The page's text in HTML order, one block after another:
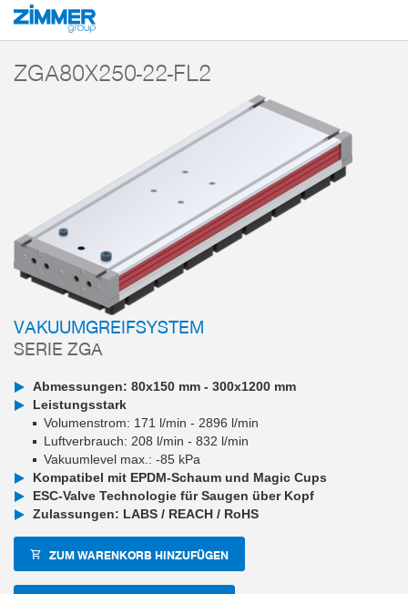
Start Produkte
ZGA80X250-22-FL2
VAKUUMGREIFSYSTEM
SERIE ZGA
Abmessungen: 80x150 mm - 300x1200 mm
Leistungsstark
Volumenstrom: 171 l/min - 2896 l/min
Luftverbrauch: 208 l/min - 832 l/min
Vakuumlevel max.: -85 kPa
Kompatibel mit EPDM-Schaum und Magic Cups
ESC-Valve Technologie für Saugen über Kopf
Zulassungen: LABS / REACH / RoHS
ZUM WARENKORB HINZUFÜGEN